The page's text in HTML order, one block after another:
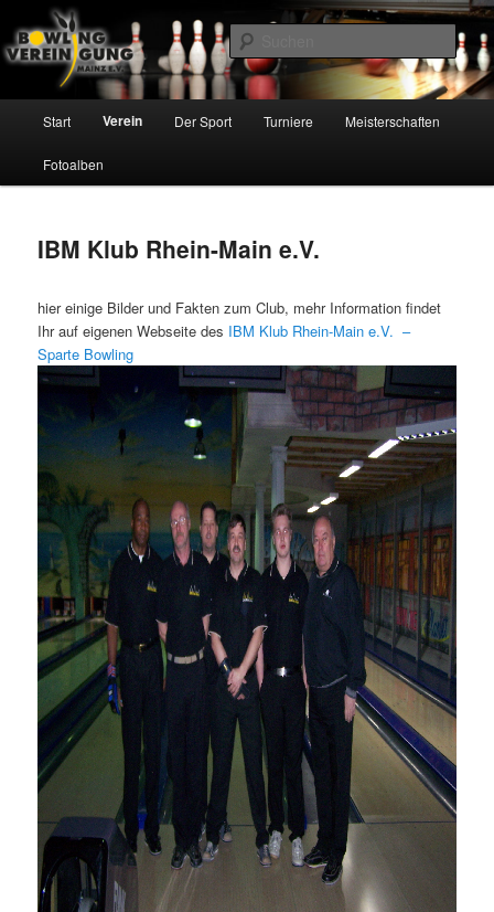
Inhalt
wechseln
Bowling Vereinigung Mainz e.V.
Start Verein Der Sport Turniere Meisterschaften
Fotoalben
IBM Klub Rhein-Main e.V.
hier einige Bilder und Fakten zum Club, mehr Information findet
Ihr auf eigenen Webseite des IBM Klub Rhein-Main e.V. –
Sparte Bowling